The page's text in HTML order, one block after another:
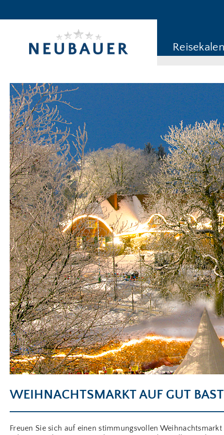
Reiseziel/Stichwort
WEIHNACHTSMARKT AUF GUT
Freuen Sie sich auf einen stimmungsvollen